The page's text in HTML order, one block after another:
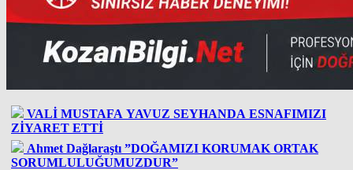
VALİ MUSTAFA YAVUZ SEYHANDA ESNAFIMIZI
ZİYARET ETTİ
Ahmet Dağlaraştı ”DOĞAMIZI KORUMAK ORTAK
SORUMLULUĞUMUZDUR”